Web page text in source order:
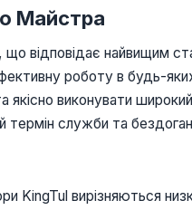
Майстра
що відповідає найвищим
роботу в будь-
якісно виконувати
служби та
KingTul вирізняються